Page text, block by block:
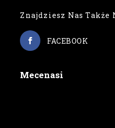
Znajdziesz Nas Także
FACEBOOK
Mecenasi